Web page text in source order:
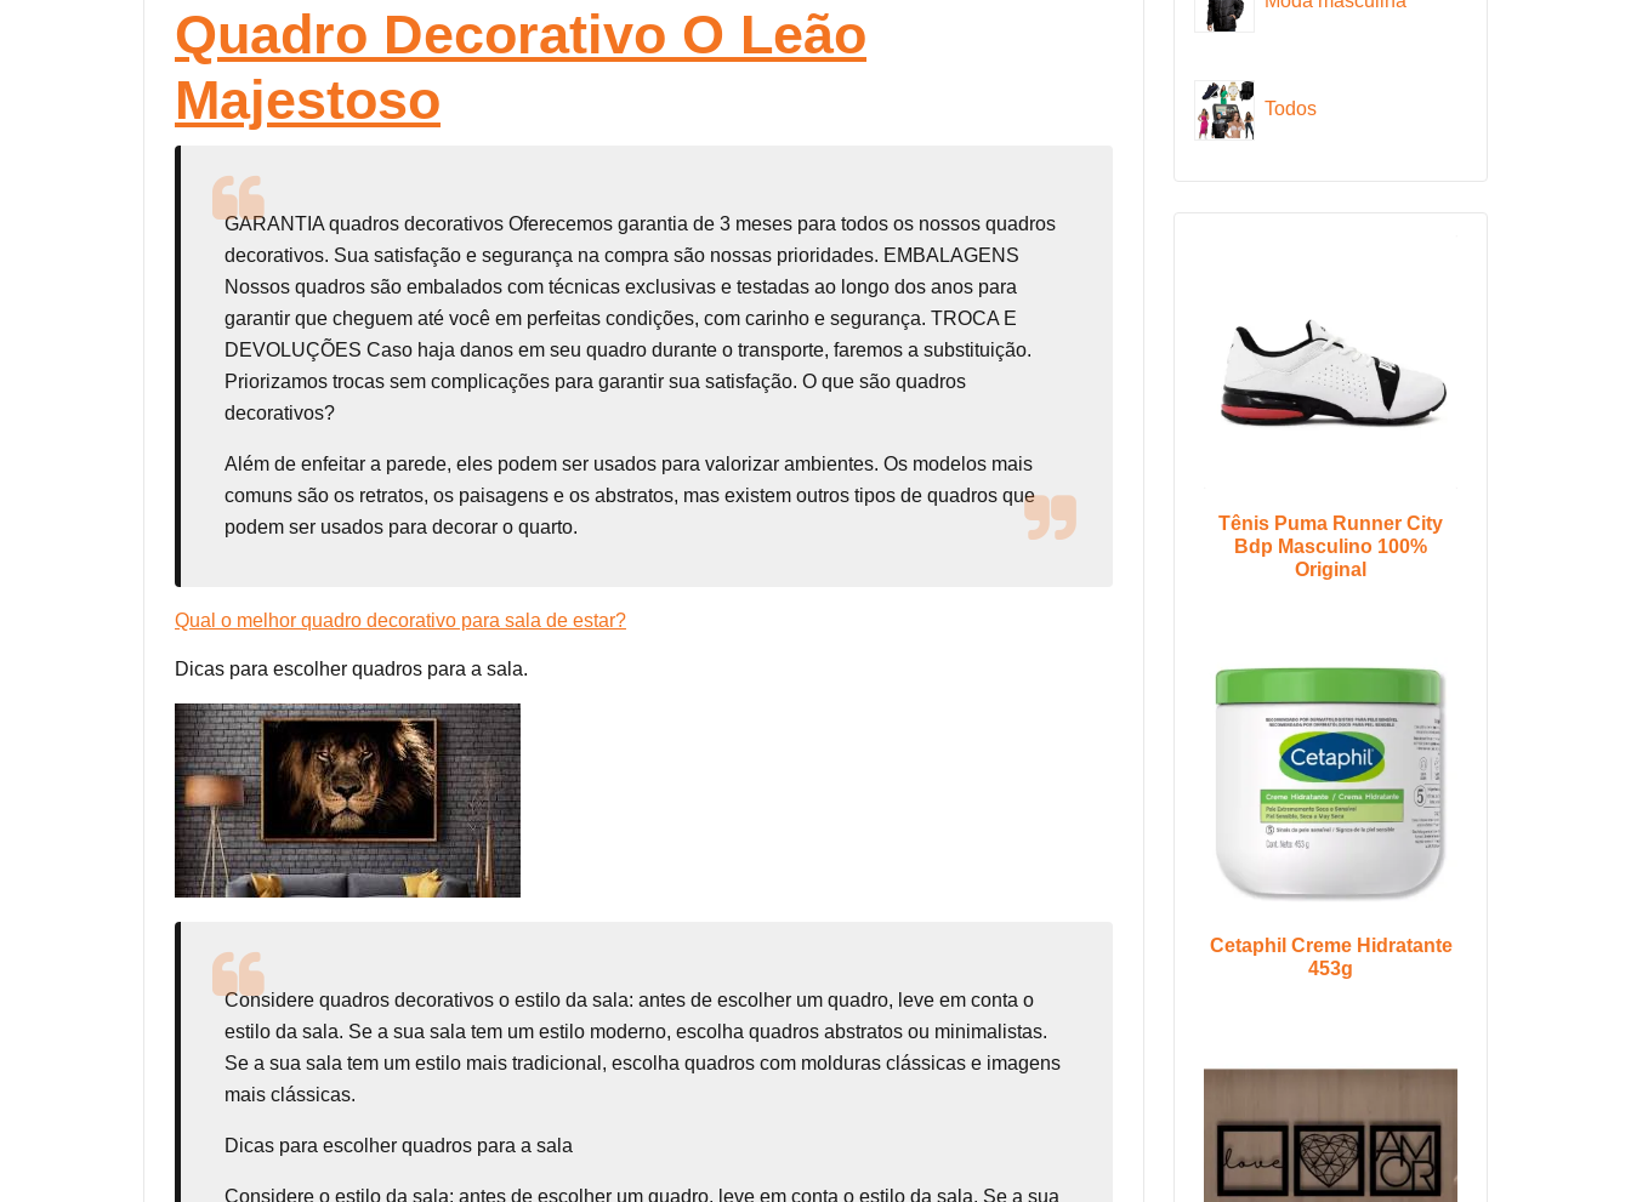
Quadro Decorativo O Leão
Majestoso
GARANTIA quadros decorativos Oferecemos garantia de 3 meses para todos os nossos quadros
decorativos. Sua satisfação e segurança na compra são nossas prioridades. EMBALAGENS
Nossos quadros são embalados com técnicas exclusivas e testadas ao longo dos anos para
garantir que cheguem até você em perfeitas condições, com carinho e segurança. TROCA E
DEVOLUÇÕES Caso haja danos em seu quadro durante o transporte, faremos a substituição.
Priorizamos trocas sem complicações para garantir sua satisfação. O que são quadros
decorativos?
Além de enfeitar a parede, eles podem ser usados para valorizar ambientes. Os modelos mais
comuns são os retratos, os paisagens e os abstratos, mas existem outros tipos de quadros que
podem ser usados para decorar o quarto.
Qual o melhor quadro decorativo para sala de estar?
Dicas para escolher quadros para a sala.
Considere quadros decorativos o estilo da sala: antes de escolher um quadro, leve em conta o
estilo da sala. Se a sua sala tem um estilo moderno, escolha quadros abstratos ou minimalistas.
Se a sua sala tem um estilo mais tradicional, escolha quadros com molduras clássicas e imagens
mais clássicas.
Dicas para escolher quadros para a sala
Considere o estilo da sala: antes de escolher um quadro, leve em conta o estilo da sala. Se a sua
Todos
Tênis Puma Runner City
Bdp Masculino 100%
Original
Cetaphil Creme Hidratante
453g